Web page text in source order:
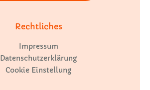
Rechtliches
Impressum
Datenschutzerklärung
Cookie Einstellung